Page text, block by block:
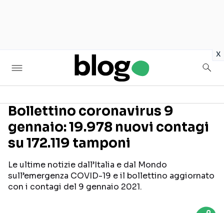
x
Seguici sui social
Bollettino coronavirus 9
gennaio: 19.978 nuovi contagi
su 172.119 tamponi
Le ultime notizie dall’Italia e dal Mondo
sull’emergenza COVID-19 e il bollettino aggiornato
con i contagi del 9 gennaio 2021.